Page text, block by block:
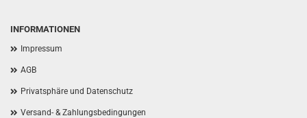
INFORMATIONEN
Impressum
AGB
Privatsphäre und Datenschutz
Versand- & Zahlungsbedingungen